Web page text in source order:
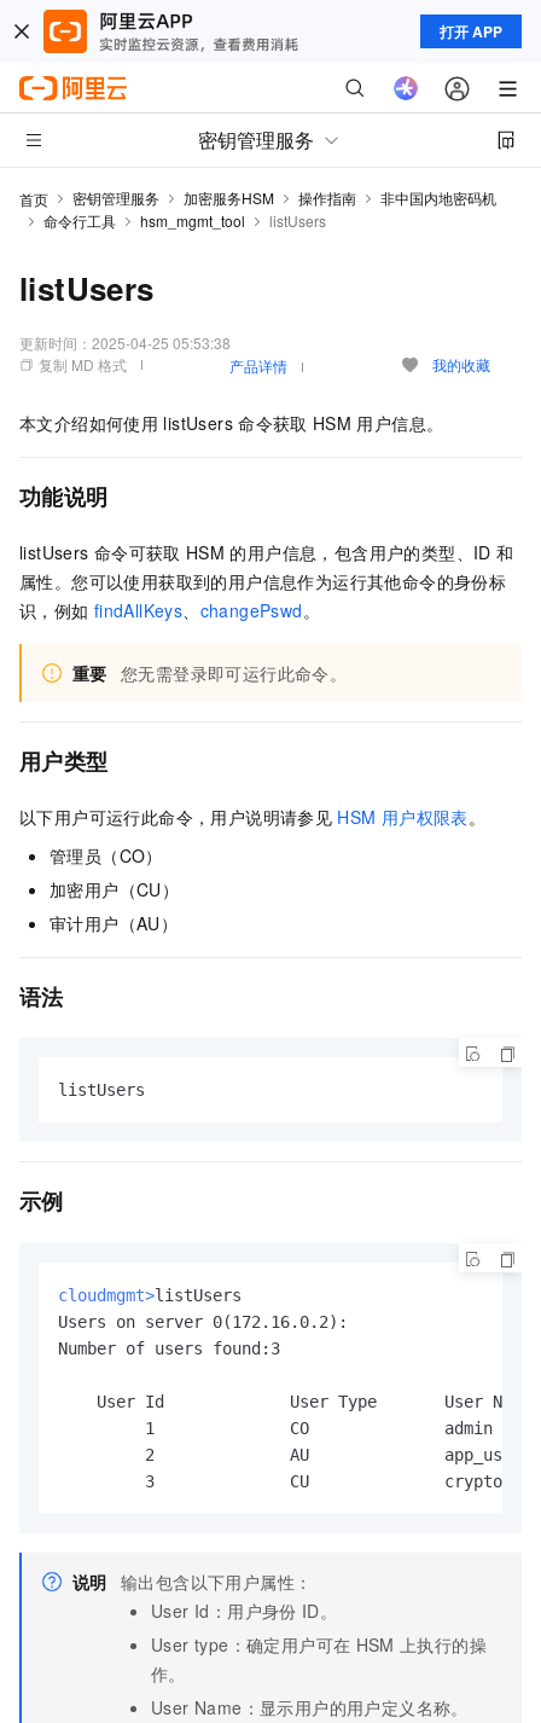
打开 APP
密钥管理服务
首页 密钥管理服务 加密服务HSM 操作指南
非中国内地密码机
命令行工具
hsm_mgmt_tool listUsers
listUsers
更新时间： 2025-04-25 05:53:38
复制 MD 格式
产品详情 我的收藏
本文介绍如何使用 listUsers 命令获取 HSM 用户信息。
功能说明
listUsers 命令可获取 HSM 的用户信息，包含用户的类型、ID 和
属性。您可以使用获取到的用户信息作为运行其他命令的身份标
识，例如 findAllKeys、 changePswd。
重要 您无需登录即可运行此命令。
用户类型
以下用户可运行此命令，用户说明请参见 HSM 用户权限表。
管理员（CO）
加密用户（CU）
审计用户（AU）
语法
listUsers
示例
cloudmgmt>listUsers
Users on server 0(172.16.0.2):
Number of users found:3
    User Id    		User Type      	User Name      			   MofnPubKey  	 LoginFailureCnt       	 2FA
         1     		CO     		admin                                  	 NO               0    	       	  NO
         2     		AU     		app_user                               	 NO               0    	       	  NO
说明 输出包含以下用户属性：
User Id：用户身份 ID。
User type：确定用户可在 HSM 上执行的操
作。
User Name：显示用户的用户定义名称。